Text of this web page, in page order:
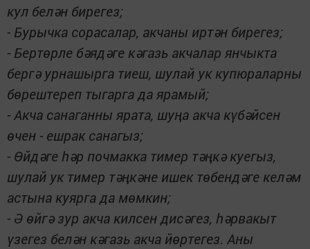
кул белән бирегез;
- Бурычка сорасалар, акчаны иртән бирегез;
- Бертөрле бәядәге кәгазь акчалар янчыкта
бергә урнашырга тиеш, шулай ук купюраларны
бөрештереп тыгарга да ярамый;
- Акча санаганны ярата, шуңа акча күбәйсен
өчен - ешрак санагыз;
- Өйдәге һәр почмакка тимер тәңкә куегыз,
шулай ук тимер тәңкәне ишек төбендәге келәм
астына куярга да мөмкин;
- Ә өйгә зур акча килсен дисәгез, һәрвакыт
үзегез белән кәгазь акча йөртегез. Аны